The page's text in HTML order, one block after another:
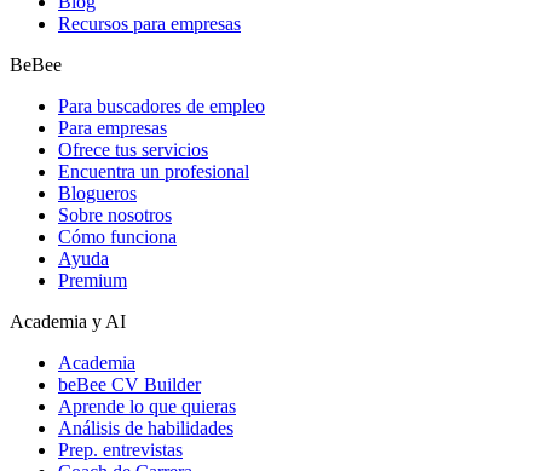
Recursos para empresas
BeBee
Para buscadores de empleo
Para empresas
Ofrece tus servicios
Encuentra un profesional
Blogueros
Sobre nosotros
Cómo funciona
Ayuda
Premium
Academia y AI
Academia
beBee CV Builder
Aprende lo que quieras
Análisis de habilidades
Prep. entrevistas